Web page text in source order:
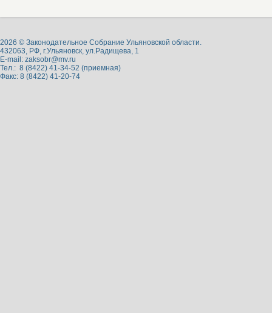
2026 © Законодательное Собрание Ульяновской области.
432063, РФ, г.Ульяновск, ул.Радищева, 1
E-mail: zaksobr@mv.ru
Тел.: 8 (8422) 41-34-52 (приемная)
Факс: 8 (8422) 41-20-74